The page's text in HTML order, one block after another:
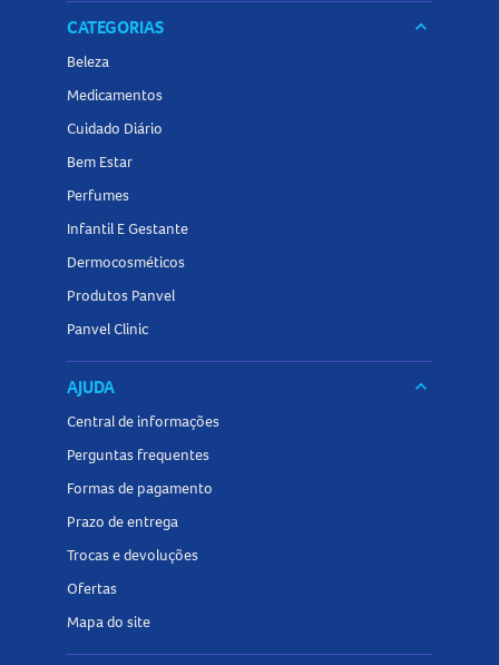
CATEGORIAS keyboard_arrow_down
Beleza
Medicamentos
Cuidado Diário
Bem Estar
Perfumes
Infantil E Gestante
Dermocosméticos
Produtos Panvel
Panvel Clinic
AJUDA keyboard_arrow_down
Central de informações
Perguntas frequentes
Formas de pagamento
Prazo de entrega
Trocas e devoluções
Ofertas
Mapa do site